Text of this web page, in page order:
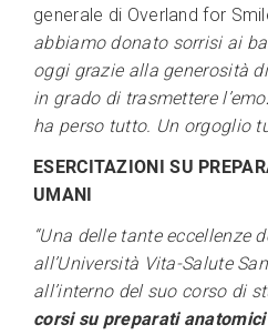
generale di Overland for
abbiamo donato sorrisi ai
oggi grazie alla generosità
in grado di trasmettere
ha perso tutto. Un orgoglio
ESERCITAZIONI SU
UMANI
“Una delle tante eccellenze
all’Università Vita-Salute
all’interno del suo corso di
corsi su preparati